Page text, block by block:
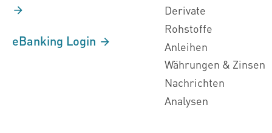
eBanking Login
Derivate
Rohstoffe
Anleihen
Währungen & Zinsen
Nachrichten
Analysen